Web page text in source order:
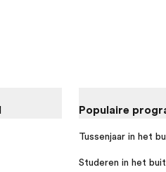
Populaire
Tussenjaar in het
Studeren in het